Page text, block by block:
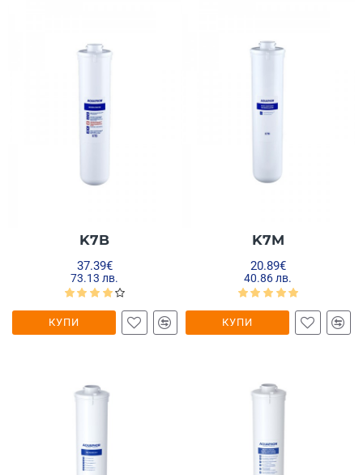
K7B
37.39€
73.13 лв.
КУПИ
K7M
20.89€
40.86 лв.
КУПИ